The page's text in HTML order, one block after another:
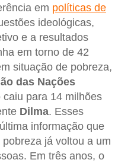
em políticas de
ideológicas,
e a resultados
em torno de 42
situação de pobreza,
das Nações
para 14 milhões
Dilma. Esses
informação que
já voltou a um
Em três anos, o